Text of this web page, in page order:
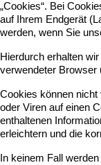
„Cookies“. Bei
auf Ihrem Endgerät
werden, wenn Sie
Hierdurch erhalten
verwendeter Browser
Cookies können
oder Viren auf einen
enthaltenen
erleichtern und die
In keinem Fall